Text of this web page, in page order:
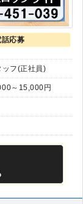
話応募
フ(正社員)
～15,000円